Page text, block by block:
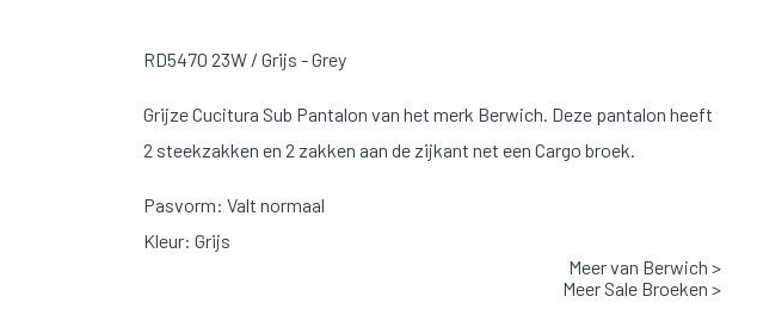
RD5470 23W / Grijs - Grey
Grijze Cucitura Sub Pantalon van het merk Berwich. Deze pantalon heeft
2 steekzakken en 2 zakken aan de zijkant net een Cargo broek.
Pasvorm: Valt normaal
Kleur: Grijs
Meer van Berwich >
Meer Sale Broeken >